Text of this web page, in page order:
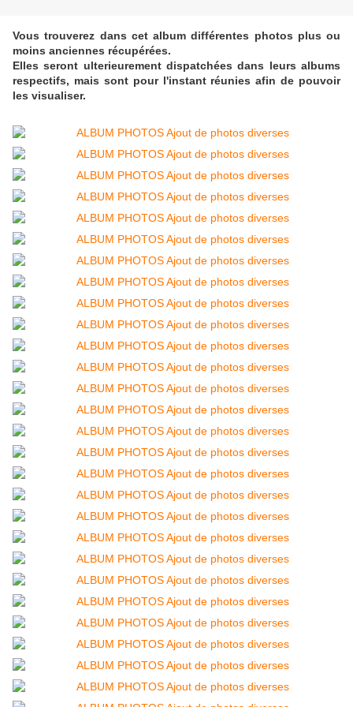
Vous trouverez dans cet album différentes photos plus ou
moins anciennes récupérées.
Elles seront ulterieurement dispatchées dans leurs albums
respectifs, mais sont pour l'instant réunies afin de pouvoir
les visualiser.